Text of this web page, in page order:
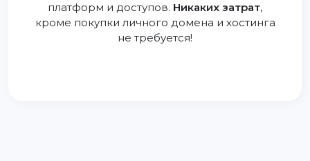
платформ и доступов. Никаких затрат,
кроме покупки личного домена и хостинга
не требуется!